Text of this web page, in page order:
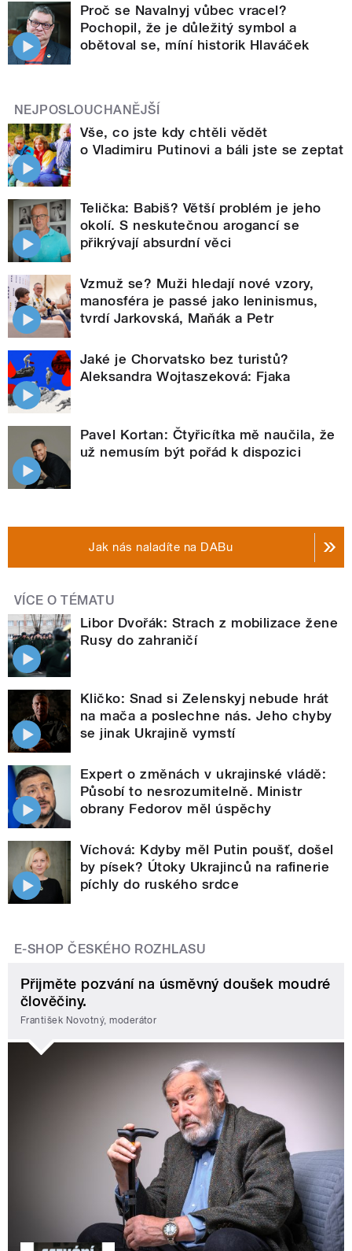
Proč se Navalnyj vůbec vracel?
Pochopil, že je důležitý symbol a
obětoval se, míní historik Hlaváček
NEJPOSLOUCHANĚJŠÍ
Vše, co jste kdy chtěli vědět
o Vladimiru Putinovi a báli jste se zeptat
Telička: Babiš? Větší problém je jeho
okolí. S neskutečnou arogancí se
přikrývají absurdní věci
Vzmuž se? Muži hledají nové vzory,
manosféra je passé jako leninismus,
tvrdí Jarkovská, Maňák a Petr
Jaké je Chorvatsko bez turistů?
Aleksandra Wojtaszeková: Fjaka
Pavel Kortan: Čtyřicítka mě naučila, že
už nemusím být pořád k dispozici
Jak nás naladíte na DABu
VÍCE O TÉMATU
Libor Dvořák: Strach z mobilizace žene
Rusy do zahraničí
Kličko: Snad si Zelenskyj nebude hrát
na mača a poslechne nás. Jeho chyby
se jinak Ukrajině vymstí
Expert o změnách v ukrajinské vládě:
Působí to nesrozumitelně. Ministr
obrany Fedorov měl úspěchy
Víchová: Kdyby měl Putin poušť, došel
by písek? Útoky Ukrajinců na rafinerie
píchly do ruského srdce
E-SHOP ČESKÉHO ROZHLASU
Přijměte pozvání na úsměvný doušek moudré
člověčiny.
František Novotný, moderátor